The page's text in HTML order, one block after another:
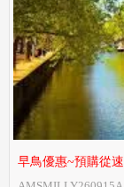
早鳥優惠~預購從速